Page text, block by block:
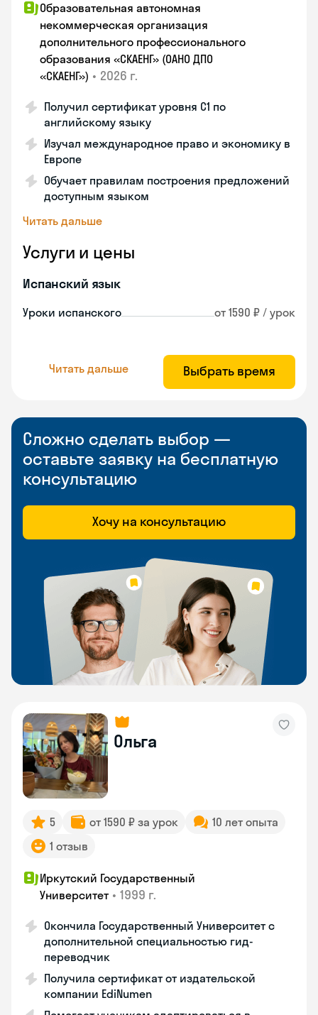
Образовательная автономная
некоммерческая организация
дополнительного профессионального
образования «СКАЕНГ» (ОАНО ДПО
«СКАЕНГ») • 2026 г.
Получил сертификат уровня С1 по
английскому языку
Изучал международное право и экономику в
Европе
Обучает правилам построения предложений
доступным языком
Читать дальше
Услуги и цены
Испанский язык
Уроки испанского от 1590 ₽ / урок
Читать дальше Выбрать время
Сложно сделать выбор —
оставьте заявку на бесплатную
консультацию
Хочу на консультацию
Ольга
5 от 1590 ₽ за урок
10 лет опыта
1 отзыв
Иркутский Государственный
Университет • 1999 г.
Окончила Государственный Университет с
дополнительной специальностью гид-
переводчик
Получила сертификат от издательской
компании EdiNumen